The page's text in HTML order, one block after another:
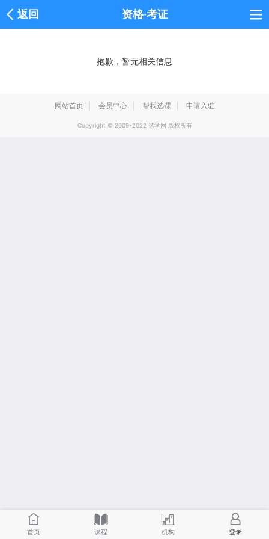
返回 资格·考证
抱歉，暂无相关信息
网站首页 会员中心 帮我选课 申请入驻
Copyright © 2009-2022 选学网 版权所有
首页 课程 机构 登录